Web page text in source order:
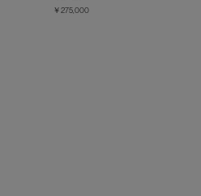
￥275,000